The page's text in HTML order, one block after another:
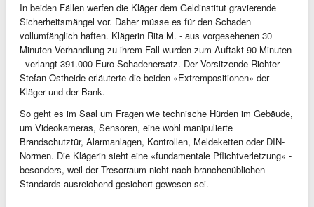
In beiden Fällen werfen die Kläger dem Geldinstitut gravierende
Sicherheitsmängel vor. Daher müsse es für den Schaden
vollumfänglich haften. Klägerin Rita M. - aus vorgesehenen 30
Minuten Verhandlung zu ihrem Fall wurden zum Auftakt 90 Minuten
- verlangt 391.000 Euro Schadenersatz. Der Vorsitzende Richter
Stefan Ostheide erläuterte die beiden «Extrempositionen» der
Kläger und der Bank.
So geht es im Saal um Fragen wie technische Hürden im Gebäude,
um Videokameras, Sensoren, eine wohl manipulierte
Brandschutztür, Alarmanlagen, Kontrollen, Meldeketten oder DIN-
Normen. Die Klägerin sieht eine «fundamentale Pflichtverletzung» -
besonders, weil der Tresorraum nicht nach branchenüblichen
Standards ausreichend gesichert gewesen sei.